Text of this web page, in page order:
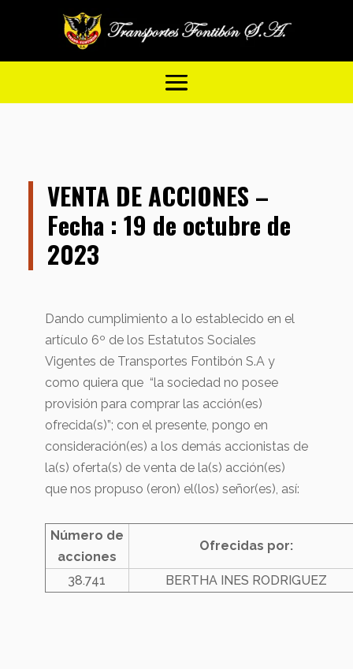
VENTA DE ACCIONES –
Fecha : 19 de octubre de
2023
Dando cumplimiento a lo establecido en el
artículo 6º de los Estatutos Sociales
Vigentes de Transportes Fontibón S.A y
como quiera que “la sociedad no posee
provisión para comprar las acción(es)
ofrecida(s)”; con el presente, pongo en
consideración(es) a los demás accionistas de
la(s) oferta(s) de venta de la(s) acción(es)
que nos propuso (eron) el(los) señor(es), así:
Número de
acciones
Ofrecidas por:
38.741 BERTHA INES RODRIGUEZ